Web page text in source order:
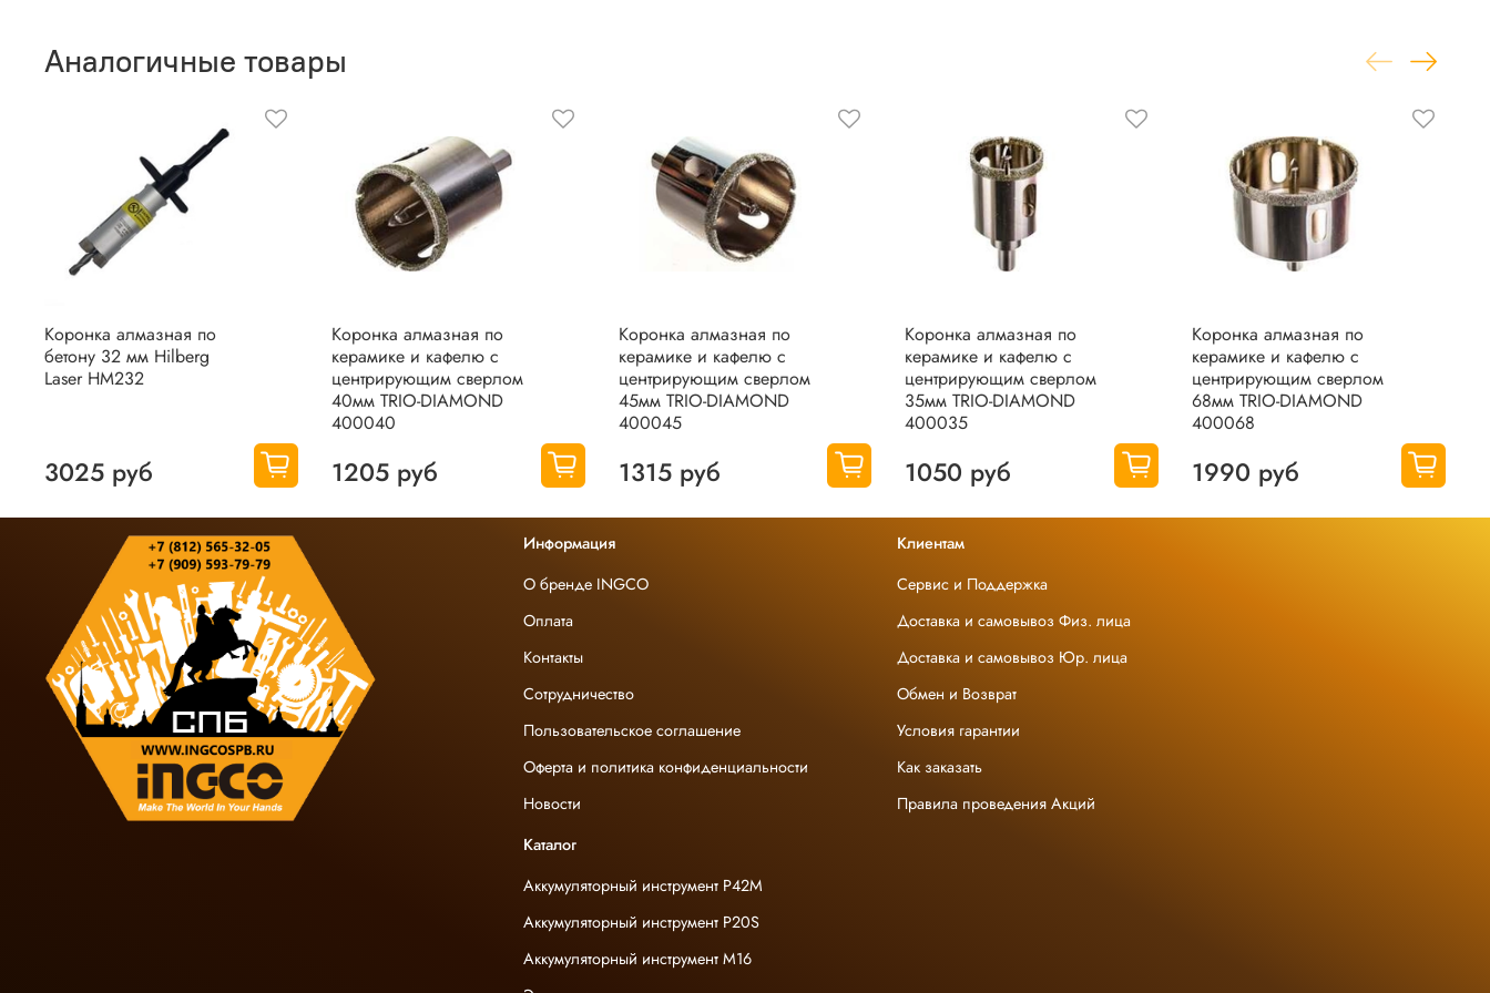
Аналогичные товары
Коронка алмазная по
бетону 32 мм Hilberg
Laser HM232
3025 руб
Коронка алмазная по
керамике и кафелю с
центрирующим сверлом
40мм TRIO-DIAMOND
400040
1205 руб
Коронка алмазная по
керамике и кафелю с
центрирующим сверлом
45мм TRIO-DIAMOND
400045
1315 руб
Коронка алмазная по
керамике и кафелю с
центрирующим сверлом
35мм TRIO-DIAMOND
400035
1050 руб
Коронка алмазная по
керамике и кафелю с
центрирующим сверлом
68мм TRIO-DIAMOND
400068
1990 руб
Информация
О бренде INGCO
Оплата
Контакты
Сотрудничество
Пользовательское соглашение
Оферта и политика конфиденциальности
Новости
Клиентам
Сервис и Поддержка
Доставка и самовывоз Физ. лица
Доставка и самовывоз Юр. лица
Обмен и Возврат
Условия гарантии
Как заказать
Правила проведения Акций
Каталог
Аккумуляторный инструмент P42M
Аккумуляторный инструмент P20S
Аккумуляторный инструмент M16